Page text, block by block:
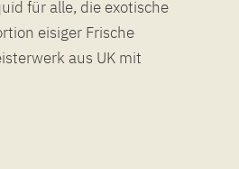
für alle, die exotische
eisiger Frische
aus UK mit